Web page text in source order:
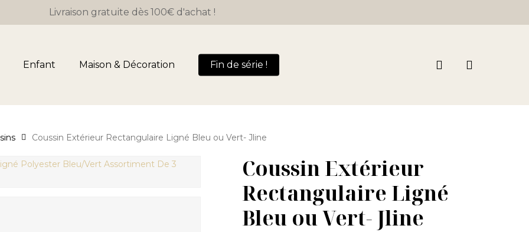
Livraison gratuite dès 100€ d'achat !
Enfant Maison & Décoration Fin de série ! search
PanierCart
Coussin Extérieur Rectangulaire Ligné Bleu ou Vert- Jline
Coussin Extérieur
Rectangulaire Ligné
Bleu ou Vert- Jline